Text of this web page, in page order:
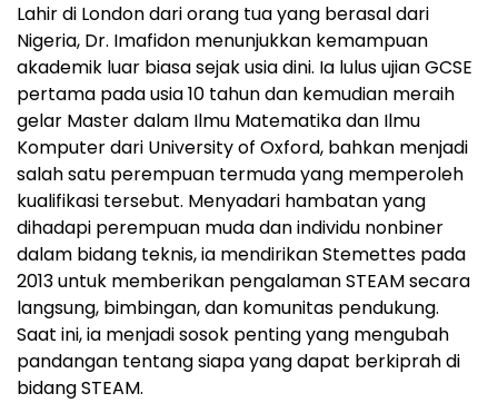
Lahir di London dari orang tua yang berasal dari
Nigeria, Dr. Imafidon menunjukkan kemampuan
akademik luar biasa sejak usia dini. Ia lulus ujian GCSE
pertama pada usia 10 tahun dan kemudian meraih
gelar Master dalam Ilmu Matematika dan Ilmu
Komputer dari University of Oxford, bahkan menjadi
salah satu perempuan termuda yang memperoleh
kualifikasi tersebut. Menyadari hambatan yang
dihadapi perempuan muda dan individu nonbiner
dalam bidang teknis, ia mendirikan Stemettes pada
2013 untuk memberikan pengalaman STEAM secara
langsung, bimbingan, dan komunitas pendukung.
Saat ini, ia menjadi sosok penting yang mengubah
pandangan tentang siapa yang dapat berkiprah di
bidang STEAM.